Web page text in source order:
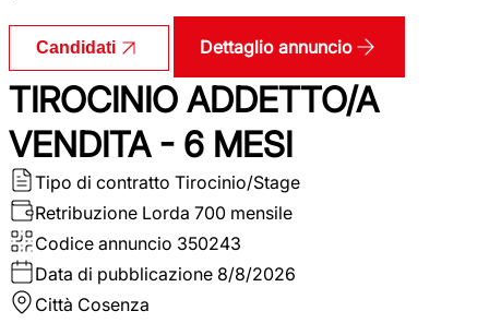
Candidati Dettaglio annuncio
TIROCINIO ADDETTO/A
VENDITA - 6 MESI
Tipo di contratto Tirocinio/Stage
Retribuzione Lorda 700 mensile
Codice annuncio 350243
Data di pubblicazione 8/8/2026
Città Cosenza